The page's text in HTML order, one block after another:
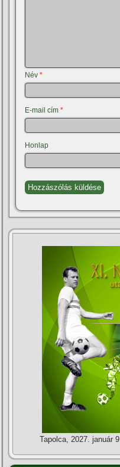
Név*
E-mail cím*
Honlap
Tapolca, 2027. január 9.